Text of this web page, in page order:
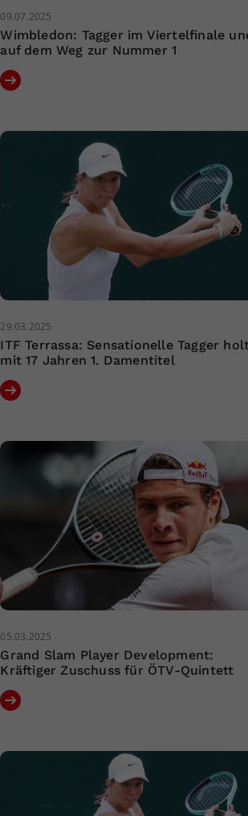
09.07.2025
Wimbledon: Tagger im Viertelfinale
auf dem Weg zur Nummer 1
29.03.2025
ITF Terrassa: Sensationelle Tagger
mit 17 Jahren 1. Damentitel
05.03.2025
Grand Slam Player Development:
Kräftiger Zuschuss für ÖTV-Quintett